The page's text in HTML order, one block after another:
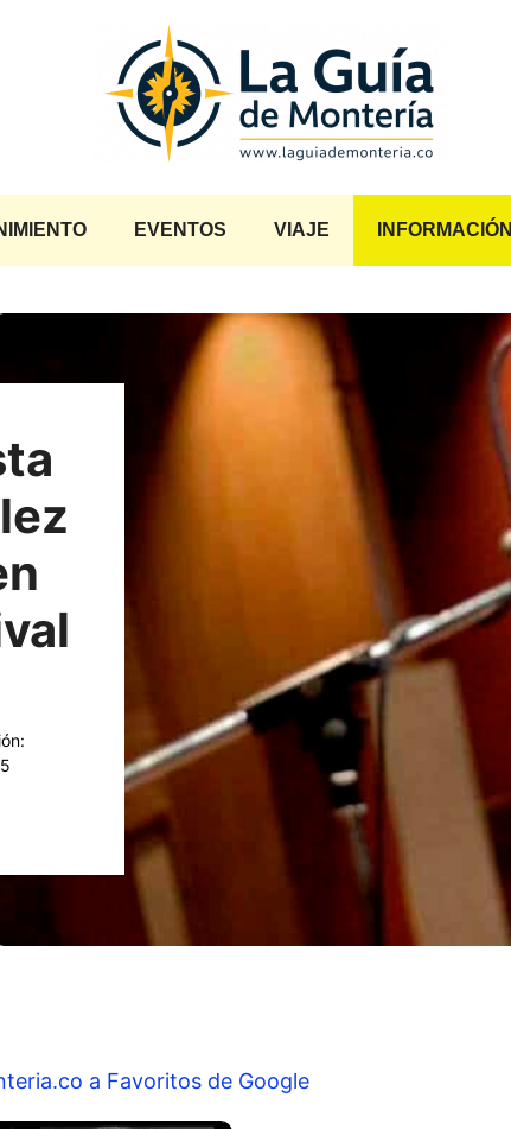
EVENTOS VIAJE INFORMACIÓN
a Favoritos de Google